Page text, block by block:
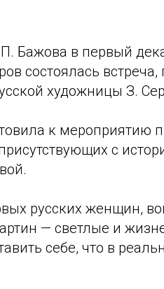
Бажова в первый
состоялась
художницы З.
к мероприятию
с
русских женщин,
— светлые и
себе, что в